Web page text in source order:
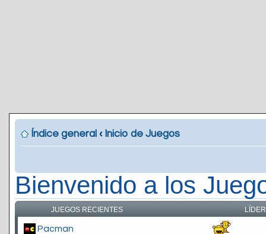
Índice general ‹ Inicio de Juegos
Bienvenido a los
JUEGOS RECIENTES
Pacman